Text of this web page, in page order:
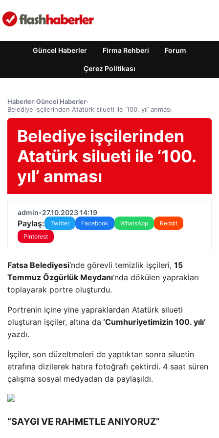
Güncel Haberler Firma Rehberi Forum
Çerez Politikası
Haberler›Güncel Haberler›
Belediye işçilerinden Atatürk silueti ile ‘100. yıl’ anması
Belediye işçilerinden
Atatürk silueti ile ‘100.
yıl’ anması
admin•27.10.2023 14:19
Paylaş: Twitter Facebook WhatsApp
Reddit
Pinterest
Fatsa Belediyesi‘nde görevli temizlik işçileri, 15
Temmuz Özgürlük Meydanı‘nda dökülen yaprakları
toplayarak portre oluşturdu.
Portrenin içine yine yapraklardan Atatürk silueti
oluşturan işçiler, altına da ‘Cumhuriyetimizin 100. yılı’
yazdı.
İşçiler, son düzeltmeleri de yaptıktan sonra siluetin
etrafına dizilerek hatıra fotoğrafı çektirdi. 4 saat süren
çalışma sosyal medyadan da paylaşıldı.
“SAYGI VE RAHMETLE ANIYORUZ”